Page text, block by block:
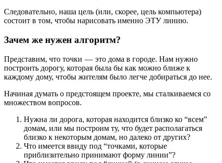
Следовательно, наша цель (или, скорее, цель компьютера)
состоит в том, чтобы нарисовать именно ЭТУ линию.
Зачем же нужен алгоритм?
Представим, что точки — это дома в городе. Нам нужно
построить дорогу, которая была бы как можно ближе к
каждому дому, чтобы жителям было легче добираться до нее.
Начиная думать о предстоящем проекте, мы сталкиваемся со
множеством вопросов.
Нужна ли дорога, которая находится близко ко “всем”
домам, или мы построим ту, что будет располагаться
близко к некоторым домам, но далеко от других?
Что имеется ввиду под “точками, которые
приблизительно принимают форму линии”?